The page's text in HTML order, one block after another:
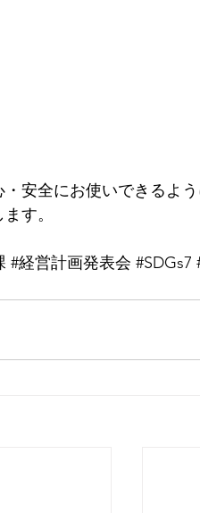
安全にお使いできるよ
す。
#経営計画発表会 #SDGs7